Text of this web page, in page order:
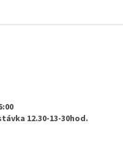
12.30-13-30hod.